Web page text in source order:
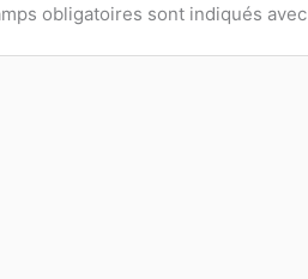
obligatoires sont indiqués avec